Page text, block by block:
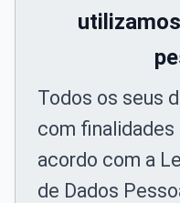
Todos os seus
com
acordo com a
de Dados